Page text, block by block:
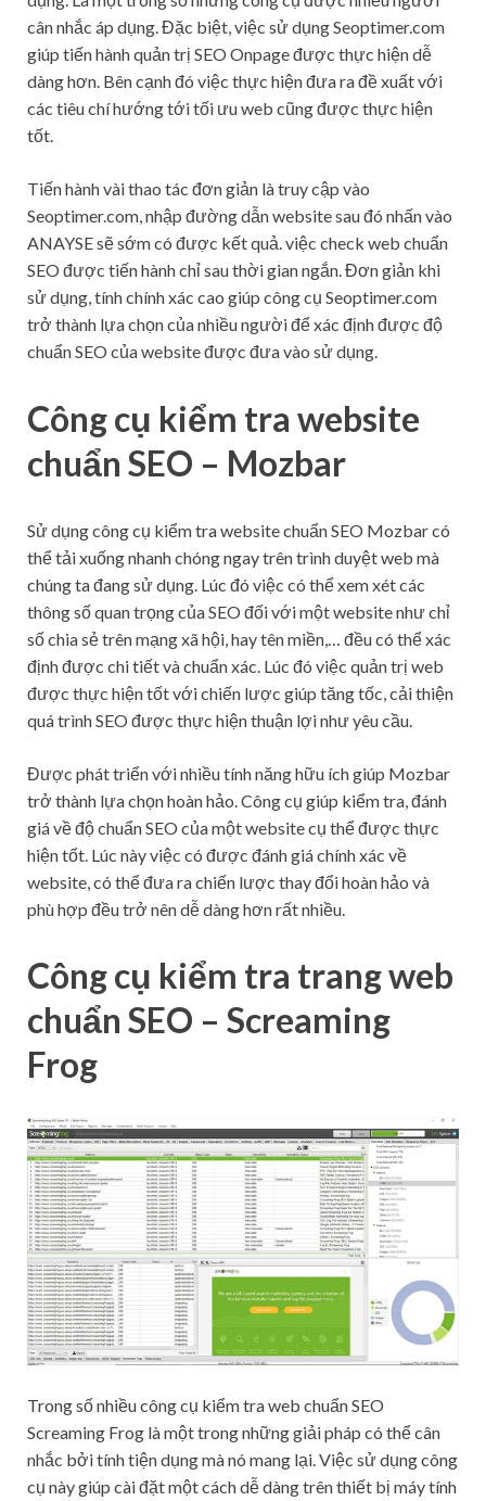
cân nhắc áp dụng. Đặc biệt, việc sử dụng Seoptimer.com
giúp tiến hành quản trị SEO Onpage được thực hiện dễ
dàng hơn. Bên cạnh đó việc thực hiện đưa ra đề xuất với
các tiêu chí hướng tới tối ưu web cũng được thực hiện
tốt.
Tiến hành vài thao tác đơn giản là truy cập vào
Seoptimer.com, nhập đường dẫn website sau đó nhấn vào
ANAYSE sẽ sớm có được kết quả. việc check web chuẩn
SEO được tiến hành chỉ sau thời gian ngắn. Đơn giản khi
sử dụng, tính chính xác cao giúp công cụ Seoptimer.com
trở thành lựa chọn của nhiều người để xác định được độ
chuẩn SEO của website được đưa vào sử dụng.
Công cụ kiểm tra website
chuẩn SEO – Mozbar
Sử dụng công cụ kiểm tra website chuẩn SEO Mozbar có
thể tải xuống nhanh chóng ngay trên trình duyệt web mà
chúng ta đang sử dụng. Lúc đó việc có thể xem xét các
thông số quan trọng của SEO đối với một website như chỉ
số chia sẻ trên mạng xã hội, hay tên miền,… đều có thể xác
định được chi tiết và chuẩn xác. Lúc đó việc quản trị web
được thực hiện tốt với chiến lược giúp tăng tốc, cải thiện
quá trình SEO được thực hiện thuận lợi như yêu cầu.
Được phát triển với nhiều tính năng hữu ích giúp Mozbar
trở thành lựa chọn hoàn hảo. Công cụ giúp kiểm tra, đánh
giá về độ chuẩn SEO của một website cụ thể được thực
hiện tốt. Lúc này việc có được đánh giá chính xác về
website, có thể đưa ra chiến lược thay đổi hoàn hảo và
phù hợp đều trở nên dễ dàng hơn rất nhiều.
Công cụ kiểm tra trang web
chuẩn SEO – Screaming
Frog
Trong số nhiều công cụ kiểm tra web chuẩn SEO
Screaming Frog là một trong những giải pháp có thể cân
nhắc bởi tính tiện dụng mà nó mang lại. Việc sử dụng công
cụ này giúp cài đặt một cách dễ dàng trên thiết bị máy tính